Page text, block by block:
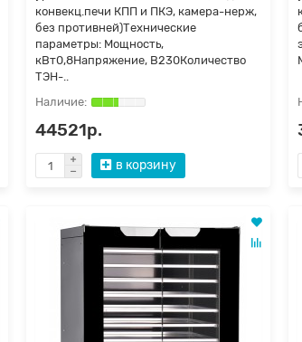
конвекц.печи КПП и ПКЭ, камера-нерж,
без противней)Технические
параметры: Мощность,
кВт0,8Напряжение, В230Количество
ТЭН-..
44521р.
в корзину